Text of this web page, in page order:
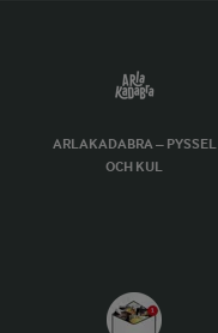
ARLAKADABRA – PYSSEL
OCH KUL